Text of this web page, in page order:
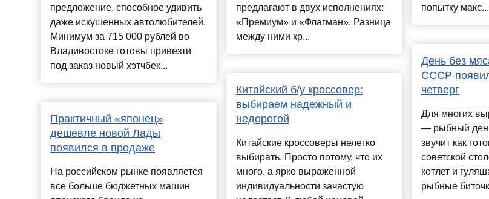
предложение, способное удивить
даже искушенных автолюбителей.
Минимум за 715 000 рублей во
Владивостоке готовы привезти
под заказ новый хэтчбек...
Практичный «японец»
дешевле новой Лады
появился в продаже
На российском рынке появляется
все больше бюджетных машин
предлагают в двух исполнениях:
«Премиум» и «Флагман». Разница
между ними кр...
Китайский б/у кроссовер:
выбираем надежный и
недорогой
Китайские кроссоверы нелегко
выбирать. Просто потому, что их
много, а ярко выраженной
индивидуальности зачастую
попытку макс...
День без
СССР
четверг
Для многих
— рыбный
звучит как
советской
котлет и
рыбные